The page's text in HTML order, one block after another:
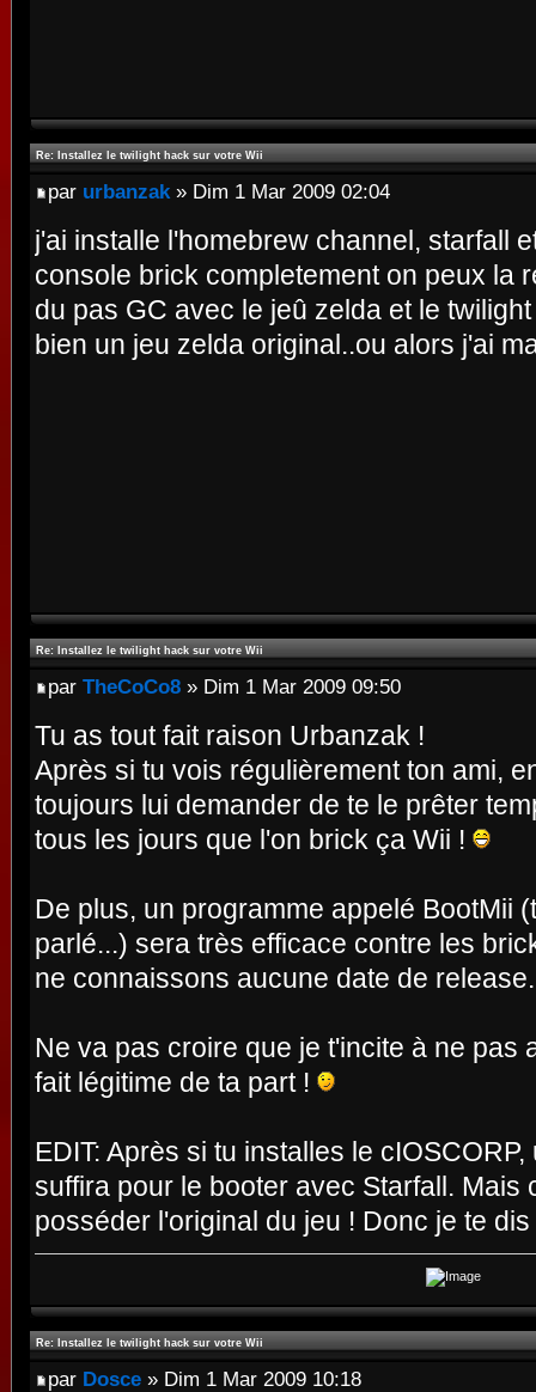
Re: Installez le twilight hack sur votre Wii
par urbanzak» Dim 1 Mar 2009 02:04
j'ai installe l'homebrew channel, starfall
console brick completement on peux la
du pas GC avec le jeû zelda et le
bien un jeu zelda original..ou alors j'ai
Re: Installez le twilight hack sur votre Wii
par TheCoCo8 » Dim 1 Mar 2009 09:50
Tu as tout fait raison Urbanzak !
Après si tu vois régulièrement ton ami,
toujours lui demander de te le prêter
tous les jours que l'on brick ça Wii !
De plus, un programme appelé BootMii
parlé...) sera très efficace contre les
ne connaissons aucune date de
Ne va pas croire que je t'incite à ne pas
fait légitime de ta part !
EDIT: Après si tu installes le
suffira pour le booter avec Starfall. Mais
posséder l'original du jeu ! Donc je te
Re: Installez le twilight hack sur votre Wii
par Dosce » Dim 1 Mar 2009 10:18